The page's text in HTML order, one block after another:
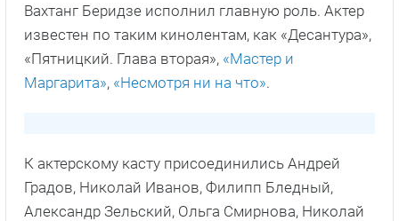
Вахтанг Беридзе исполнил главную роль. Актер
известен по таким кинолентам, как «Десантура»,
«Пятницкий. Глава вторая», «Мастер и
Маргарита», «Несмотря ни на что».
К актерскому касту присоединились Андрей
Градов, Николай Иванов, Филипп Бледный,
Александр Зельский, Ольга Смирнова, Николай